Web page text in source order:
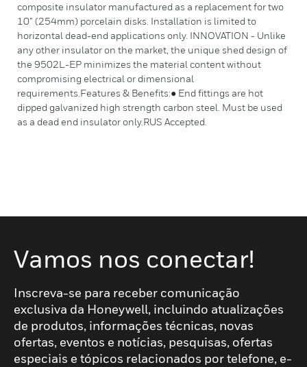
composite insulator manufactured as a replacement for two
10” (254mm) porcelain disks. Installation is limited to
horizontal dead-end applications only. INNOVATION - Unlike
any other insulator on the market, the unique shed design of
the 9502L-EP minimizes the material content without
compromising electrical or dimensional
requirements.Features & Benefits:● End fittings are hot
dipped galvanized high strength carbon steel. Must be used
as a dead end insulator only.RUS Accepted.
Vamos nos conectar!
Inscreva-se para receber comunicação
exclusiva da Honeywell, incluindo atualizações
de produtos, informações técnicas, novas
ofertas, eventos e notícias, pesquisas, ofertas
especiais e tópicos relacionados por telefone, e-